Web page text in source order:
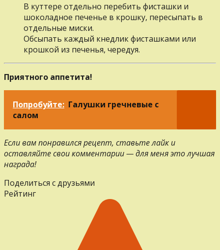
В куттере отдельно перебить фисташки и
шоколадное печенье в крошку, пересыпать в
отдельные миски.
Обсыпать каждый кнедлик фисташками или
крошкой из печенья, чередуя.
Приятного аппетита!
Попробуйте: Галушки гречневые с
салом
Если вам понравился рецепт, ставьте лайк и
оставляйте свои комментарии — для меня это лучшая
награда!
Поделиться с друзьями
Рейтинг